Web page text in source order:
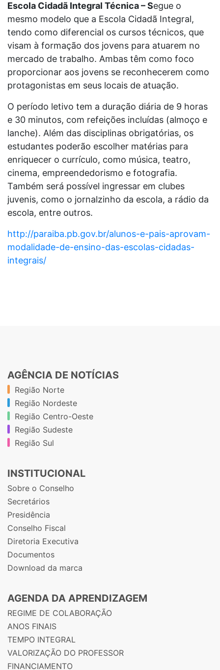
Escola Cidadã Integral Técnica –Segue o
mesmo modelo que a Escola Cidadã Integral,
tendo como diferencial os cursos técnicos, que
visam à formação dos jovens para atuarem no
mercado de trabalho. Ambas têm como foco
proporcionar aos jovens se reconhecerem como
protagonistas em seus locais de atuação.
O período letivo tem a duração diária de 9 horas
e 30 minutos, com refeições incluídas (almoço e
lanche). Além das disciplinas obrigatórias, os
estudantes poderão escolher matérias para
enriquecer o currículo, como música, teatro,
cinema, empreendedorismo e fotografia.
Também será possível ingressar em clubes
juvenis, como o jornalzinho da escola, a rádio da
escola, entre outros.
http://paraiba.pb.gov.br/alunos-e-pais-aprovam-
modalidade-de-ensino-das-escolas-cidadas-
integrais/
AGÊNCIA DE NOTÍCIAS
Região Norte
Região Nordeste
Região Centro-Oeste
Região Sudeste
Região Sul
INSTITUCIONAL
Sobre o Conselho
Secretários
Presidência
Conselho Fiscal
Diretoria Executiva
Documentos
Download da marca
AGENDA DA APRENDIZAGEM
REGIME DE COLABORAÇÃO
ANOS FINAIS
TEMPO INTEGRAL
VALORIZAÇÃO DO PROFESSOR
FINANCIAMENTO